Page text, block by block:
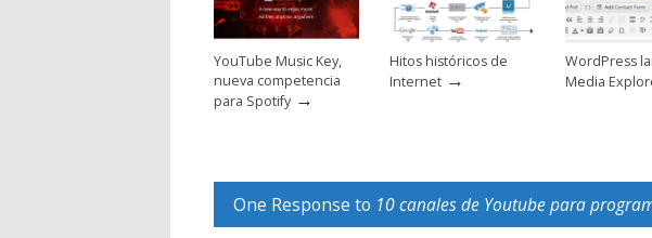
YouTube Music Key,
nueva competencia
para Spotify →
Hitos históricos de
Internet →
WordPress
Media
One Response to 10 canales de Youtube para